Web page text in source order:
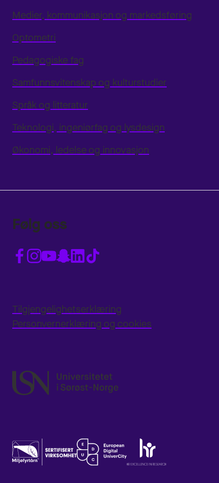
Medier, kommunikasjon og markedsføring
Optometri
Pedagogiske fag
Samfunnsvitenskap og kulturstudier
Språk og litteratur
Teknologi, ingeniørfag og lysdesign
Økonomi, ledelse og innovasjon
Følg oss
Tilgjengelighetserklæring
Personvernerklæring og cookies